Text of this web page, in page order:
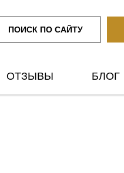
ПОИСК ПО САЙТУ
ОТЗЫВЫ БЛОГ